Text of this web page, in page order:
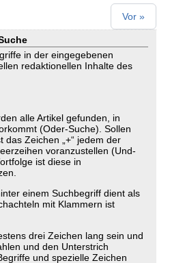
Vor »
in der eingegebenen
redaktionellen Inhalte des
alle Artikel gefunden, in
(Oder-Suche). Sollen
das Zeichen „+“ jedem der
voranzustellen (Und-
ist diese in
einem Suchbegriff dient als
mit Klammern ist
drei Zeichen lang sein und
und den Unterstrich
und spezielle Zeichen